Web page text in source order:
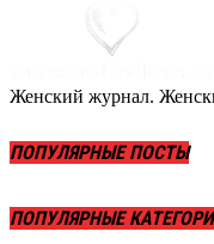
Женский журнал.
ПОПУЛЯРНЫЕ ПОСТЫ
ПОПУЛЯРНЫЕ